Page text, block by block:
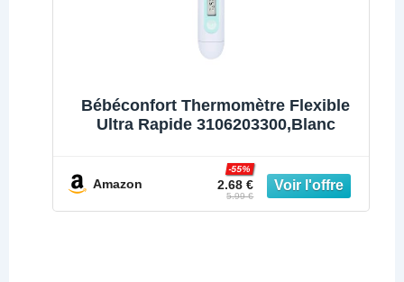
Bébéconfort Thermomètre Flexible
Ultra Rapide 3106203300,Blanc
Amazon 2.68 €
-55%
5.99 €